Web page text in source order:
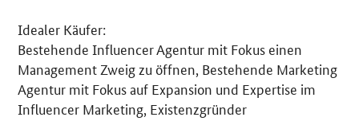
Idealer Käufer:
Bestehende Influencer Agentur mit Fokus einen
Management Zweig zu öffnen, Bestehende Marketing
Agentur mit Fokus auf Expansion und Expertise im
Influencer Marketing, Existenzgründer